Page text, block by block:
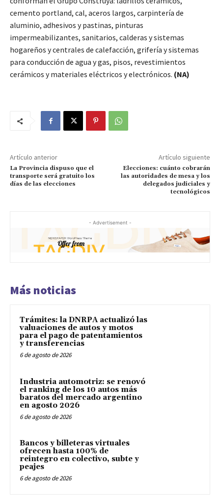
cemento portland, cal, aceros largos, carpintería de
aluminio, adhesivos y pastinas, pinturas
impermeabilizantes, sanitarios, calderas y sistemas
hogareños y centrales de calefacción, grifería y sistemas
para conducción de agua y gas, pisos, revestimientos
cerámicos y materiales eléctricos y electrónicos. (NA)
Artículo anterior
La Provincia dispuso que el
transporte será gratuito los
días de las elecciones
Artículo siguiente
Elecciones: cuánto cobrarán
las autoridades de mesa y los
delegados judiciales y
tecnológicos
- Advertisement -
Más noticias
Trámites: la DNRPA actualizó las
valuaciones de autos y motos
para el pago de patentamientos
y transferencias
6 de agosto de 2026
Industria automotriz: se renovó
el ranking de los 10 autos más
baratos del mercado argentino
en agosto 2026
6 de agosto de 2026
Bancos y billeteras virtuales
ofrecen hasta 100% de
reintegro en colectivo, subte y
peajes
6 de agosto de 2026